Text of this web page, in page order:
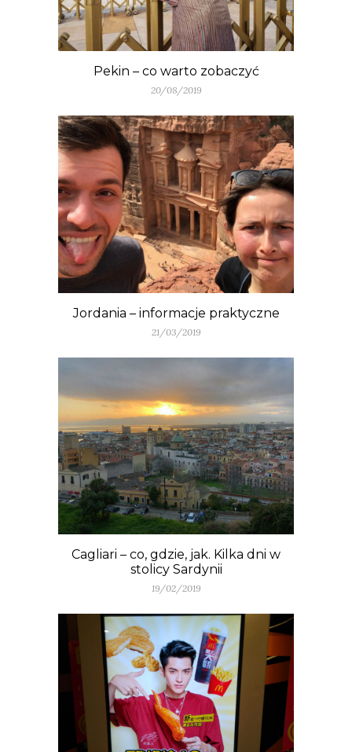
Pekin – co warto zobaczyć
20/08/2019
Jordania – informacje praktyczne
21/03/2019
Cagliari – co, gdzie, jak. Kilka dni w
stolicy Sardynii
19/02/2019